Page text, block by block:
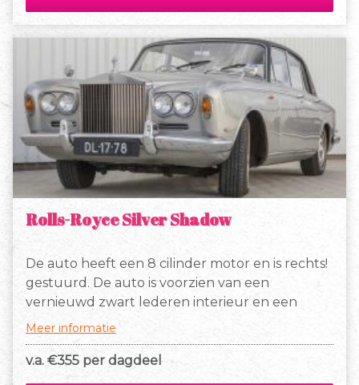
Rolls-Royce Silver Shadow
De auto heeft een 8 cilinder motor en is rechts!
gestuurd. De auto is voorzien van een
vernieuwd zwart lederen interieur en een
zwart vinyl dak.
Meer informatie
v.a. €355 per dagdeel